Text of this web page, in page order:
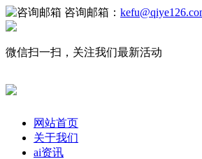
咨询邮箱：
微信扫一扫，关注我们最新活动
网站首页
关于我们
ai资讯